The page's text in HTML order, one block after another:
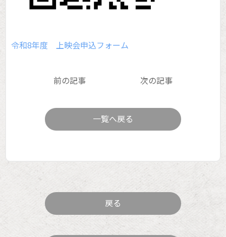
令和8年度 上映会申込フォーム
前の記事 次の記事
一覧へ戻る
戻る